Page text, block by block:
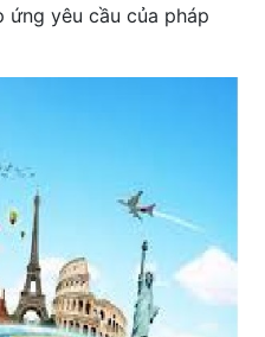
yêu cầu của pháp